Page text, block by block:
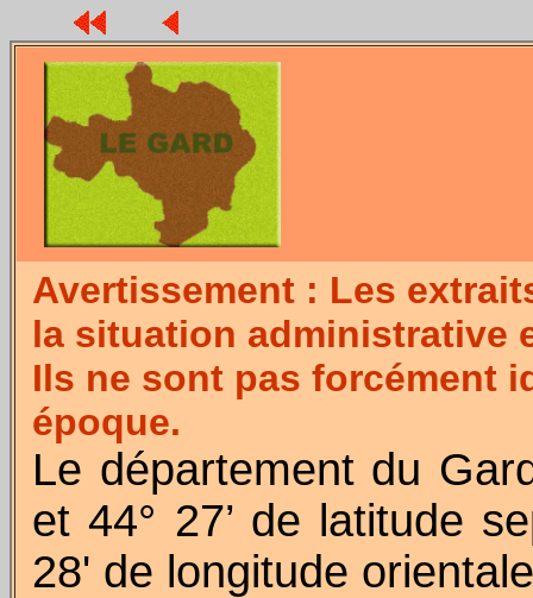
Avertissement : Les
la situation administrative
Ils ne sont pas forcément
époque.
Le département du
et 44° 27’ de latitude
28' de longitude